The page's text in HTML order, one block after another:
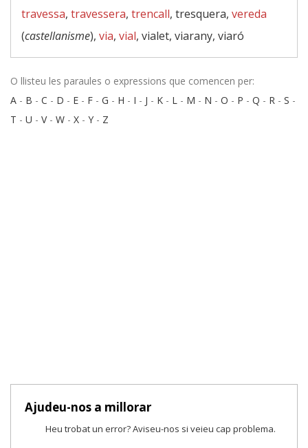
travessa, travessera, trencall, tresquera, vereda
(castellanisme), via, vial, vialet, viarany, viaró
O llisteu les paraules o expressions que comencen per:
A - B - C - D - E - F - G - H - I - J - K - L - M - N - O - P - Q - R - S -
T - U - V- W - X - Y - Z
Ajudeu-nos a millorar
Heu trobat un error? Aviseu-nos si veieu cap problema.